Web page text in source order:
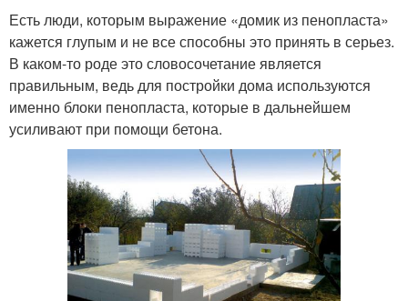
Есть люди, которым выражение «домик из пенопласта»
кажется глупым и не все способны это принять в серьез.
В каком-то роде это словосочетание является
правильным, ведь для постройки дома используются
именно блоки пенопласта, которые в дальнейшем
усиливают при помощи бетона.